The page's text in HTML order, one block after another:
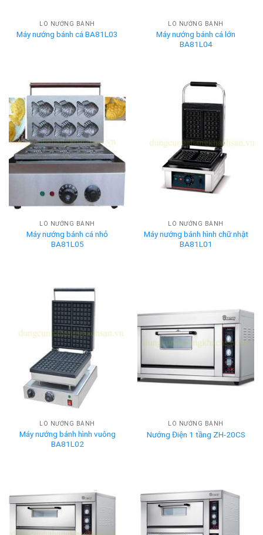
LÒ NƯỚNG BÁNH
Máy nướng bánh cá BA81L03
LÒ NƯỚNG BÁNH
Máy nướng bánh cá lớn
BA81L04
LÒ NƯỚNG BÁNH
Máy nướng bánh cá nhỏ
BA81L05
LÒ NƯỚNG BÁNH
Máy nướng bánh hình chữ nhật
BA81L01
LÒ NƯỚNG BÁNH
Máy nướng bánh hình vuông
BA81L02
LÒ NƯỚNG BÁNH
Nướng Điện 1 tầng ZH-20CS